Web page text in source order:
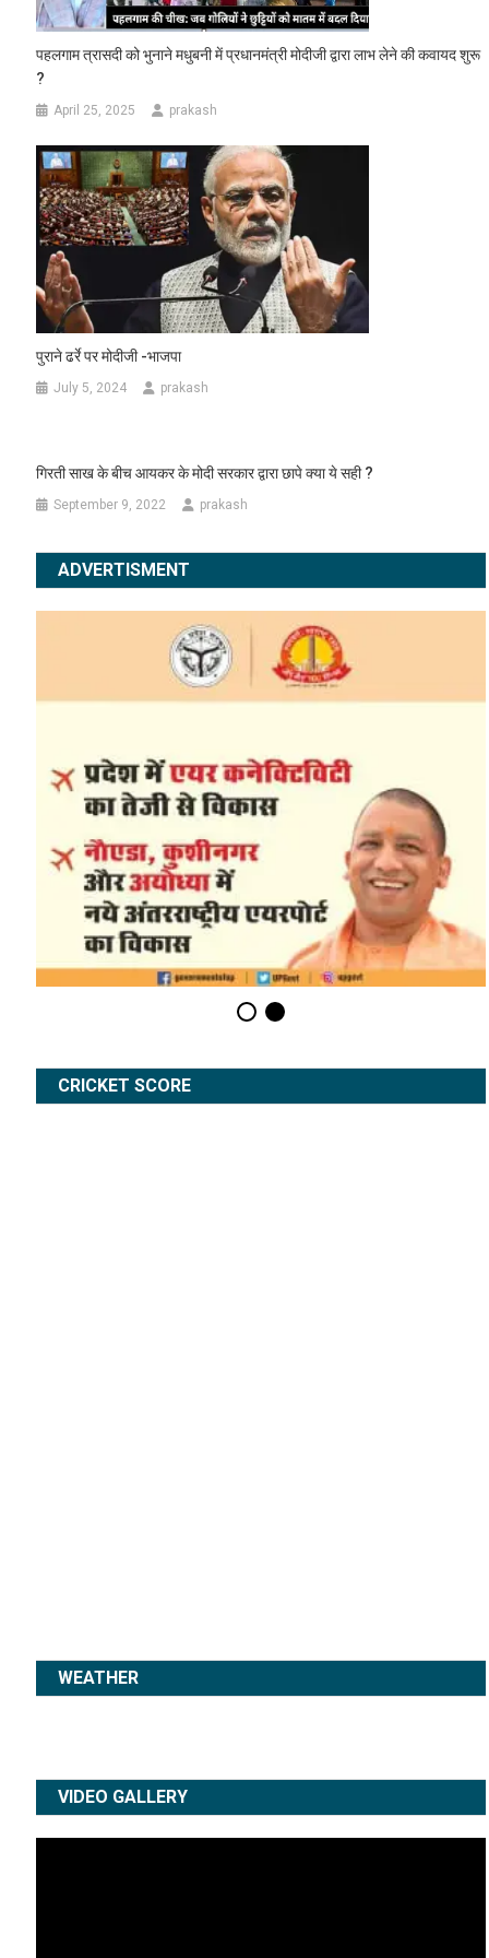
पहलगाम त्रासदी को भुनाने मधुबनी में प्रधानमंत्री मोदीजी द्वारा लाभ लेने की कवायद शुरू
?
April 25, 2025 prakash
पुराने ढर्रे पर मोदीजी -भाजपा
July 5, 2024 prakash
गिरती साख के बीच आयकर के मोदी सरकार द्वारा छापे क्या ये सही ?
September 9, 2022 prakash
ADVERTISMENT
CRICKET SCORE
WEATHER
VIDEO GALLERY